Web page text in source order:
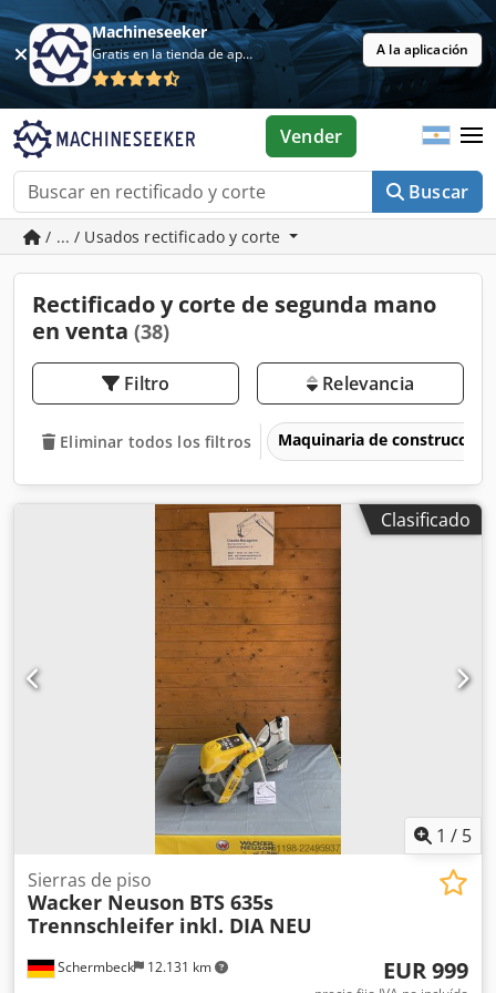
Machineseeker
Gratis en la tienda de aplicaciones A la aplicación
Buscar
Vender
/ ... / Usados rectificado y corte
Rectificado y corte de segunda mano
en venta (38)
Filtro Relevancia
Eliminar todos los filtros Maquinaria de construcción
Clasificado
1 / 5
Schermbeck 12.131 km
Sierras de piso
Wacker Neuson BTS 635s
Trennschleifer inkl. DIA NEU
EUR 999